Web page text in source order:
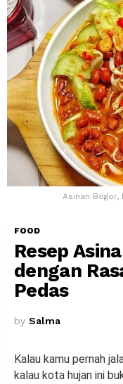
Asinan
FOOD
Resep
dengan
Pedas
by Salma
Kalau kamu pernah
kalau kota hujan ini